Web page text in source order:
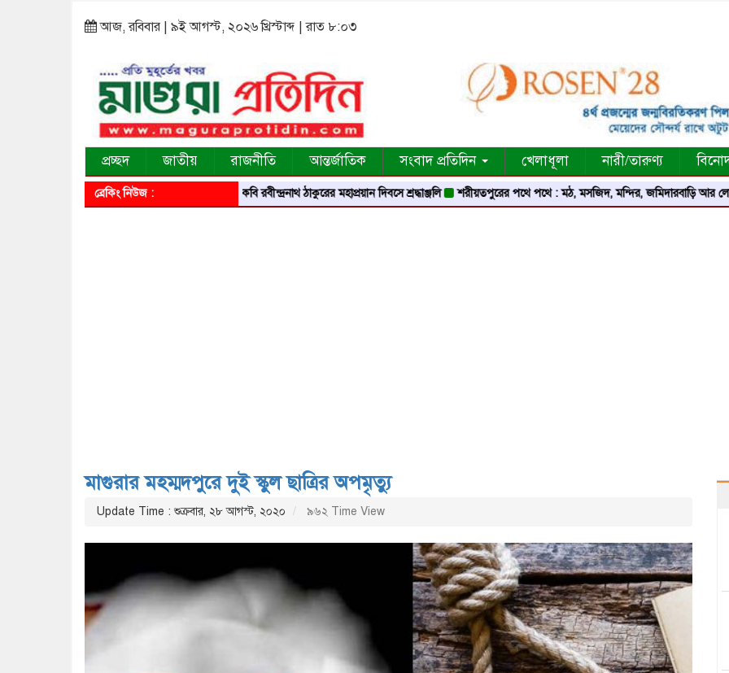
আজ, রবিবার | ৯ই আগস্ট, ২০২৬ খ্রিস্টাব্দ | রাত ৮:০৩
প্রচ্ছদ জাতীয় রাজনীতি আন্তর্জাতিক সংবাদ প্রতিদিন খেলাধূলা নারী/তারুণ্য
ব্রেকিং নিউজ : বিশ্বকবি রবীন্দ্রনাথ ঠাকুরের মহাপ্রয়ান দিবসে শ্রদ্ধাঞ্জলি শরীয়তপুরের পথে পথে : মঠ, মসজিদ, মন্দির, জমিদারবাড়ি আর লোককথার
মাগুরার মহম্মদপুরে দুই স্কুল ছাত্রির অপমৃত্যু
Update Time : শুক্রবার, ২৮ আগস্ট, ২০২০ ৯৬২ Time View